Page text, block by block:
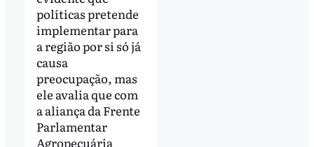
políticas pretende
implementar para
a região por si só já
causa
preocupação, mas
ele avalia que com
a aliança da Frente
Parlamentar
Agropecuária